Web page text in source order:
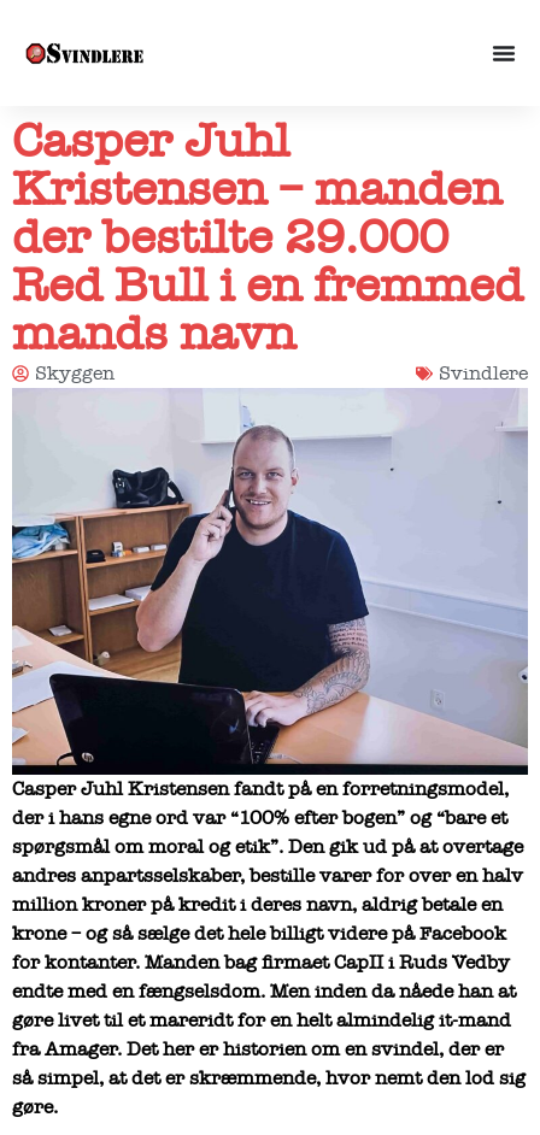
Casper Juhl
Kristensen – manden
der bestilte 29.000
Red Bull i en fremmed
mands navn
Skyggen Svindlere
Casper Juhl Kristensen fandt på en forretningsmodel,
der i hans egne ord var “100% efter bogen” og “bare et
spørgsmål om moral og etik”. Den gik ud på at overtage
andres anpartsselskaber, bestille varer for over en halv
million kroner på kredit i deres navn, aldrig betale en
krone – og så sælge det hele billigt videre på Facebook
for kontanter. Manden bag firmaet CapII i Ruds Vedby
endte med en fængselsdom. Men inden da nåede han at
gøre livet til et mareridt for en helt almindelig it-mand
fra Amager. Det her er historien om en svindel, der er
så simpel, at det er skræmmende, hvor nemt den lod sig
gøre.